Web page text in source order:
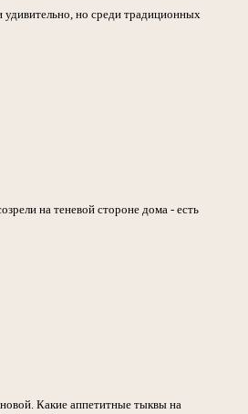
удивительно, но среди традиционных
на теневой стороне дома - есть
Какие аппетитные тыквы на